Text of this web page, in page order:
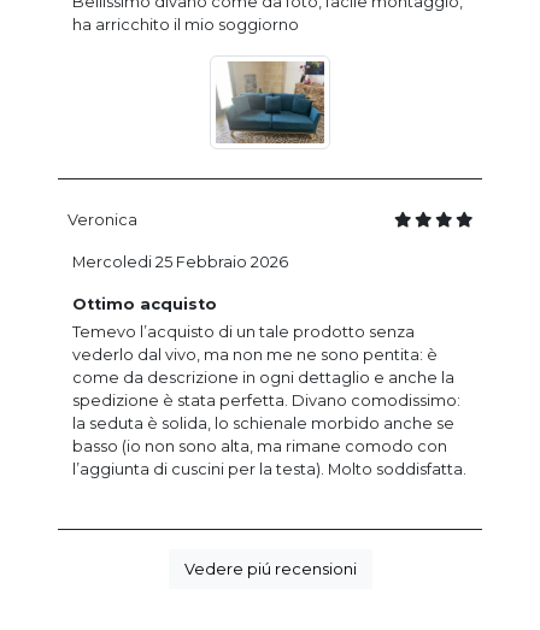
ha arricchito il mio soggiorno
Veronica
Ottimo acquisto
Temevo l’acquisto di un tale prodotto senza
vederlo dal vivo, ma non me ne sono pentita: è
come da descrizione in ogni dettaglio e anche la
spedizione è stata perfetta. Divano comodissimo:
la seduta è solida, lo schienale morbido anche se
basso (io non sono alta, ma rimane comodo con
l’aggiunta di cuscini per la testa). Molto soddisfatta.
Mercoledi 25 Febbraio 2026
Vedere piú recensioni